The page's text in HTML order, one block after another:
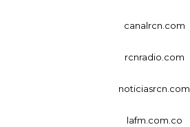
canalrcn.com
rcnradio.com
noticiasrcn.com
lafm.com.co